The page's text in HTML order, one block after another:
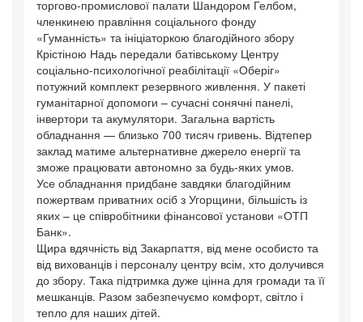
торгово-промислової палати Шандором Гелбом,
членкинею правління соціального фонду
«Гуманність» та ініціаторкою благодійного збору
Крістіною Надь передали батівському Центру
соціально-психологічної реабілітації «Оберіг»
потужний комплект резервного живлення. У пакеті
гуманітарної допомоги – сучасні сонячні панелі,
інвертори та акумулятори. Загальна вартість
обладнання — близько 700 тисяч гривень. Відтепер
заклад матиме альтернативне джерело енергії та
зможе працювати автономно за будь-яких умов.
Усе обладнання придбане завдяки благодійним
пожертвам приватних осіб з Угорщини, більшість із
яких – це співробітники фінансової установи «ОТП
Банк».
Щира вдячність від Закарпаття, від мене особисто та
від вихованців і персоналу центру всім, хто долучився
до збору. Така підтримка дуже цінна для громади та її
мешканців. Разом забезпечуємо комфорт, світло і
тепло для наших дітей.